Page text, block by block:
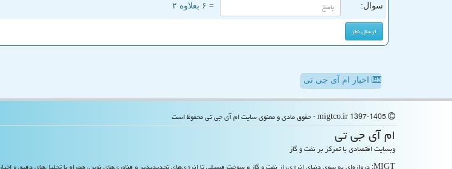
سوال: = ۶ بعلاوه ۲
اخبار ام آی جی تی
ام آی جی تی
وبسایت اقتصادی با تمرکز بر نفت و گاز